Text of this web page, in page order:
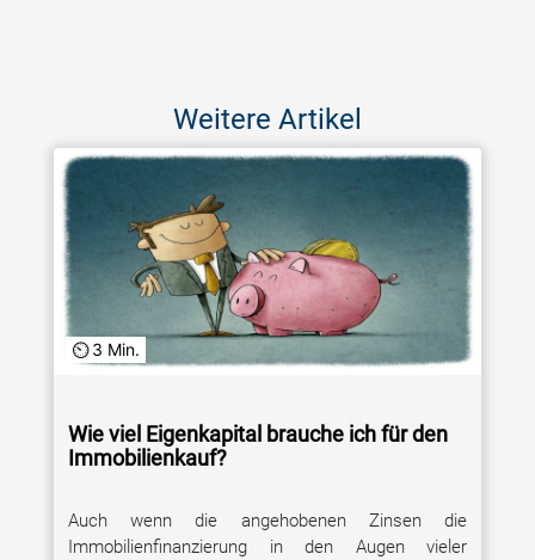
Weitere Artikel
3 Min.
Wie viel Eigenkapital brauche ich für den
Immobilienkauf?
Auch wenn die angehobenen Zinsen die
Immobilienfinanzierung in den Augen vieler